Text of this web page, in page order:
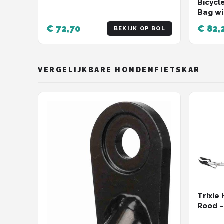
€ 72,70 BEKIJK OP BOL
Bag
Strap
€
VERGELIJKBARE HONDENFIETSKAR
Trixie
Rood